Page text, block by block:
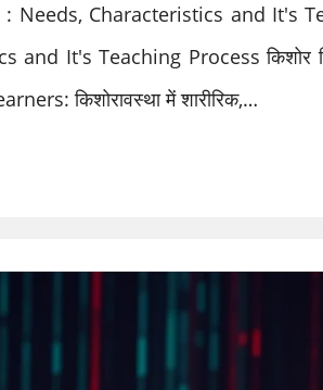
Needs, Characteristics and It's
It's Teaching Process किशोर
किशोरावस्था में शारीरिक,…